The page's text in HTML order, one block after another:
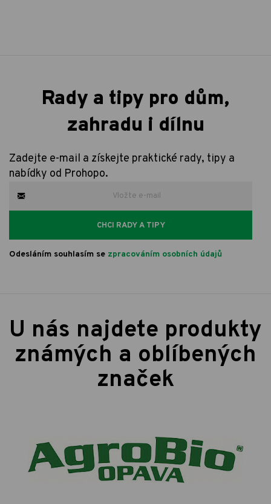
Rady a tipy pro dům,
zahradu i dílnu
Zadejte e-mail a získejte praktické rady, tipy a
nabídky od Prohopo.
CHCI RADY A TIPY
Odesláním souhlasím se zpracováním osobních údajů
U nás najdete produkty
známých a oblíbených
značek